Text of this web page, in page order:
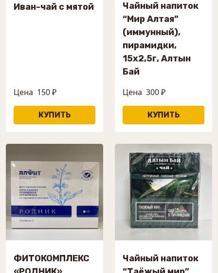
Иван-чай с мятой
Цена 150 ₽
Чайный напиток
“Мир Алтая”
(иммунный),
пирамидки,
15х2,5г, Алтын
Бай
Цена 300 ₽
ФИТОКОМПЛЕКС
Чайный напиток